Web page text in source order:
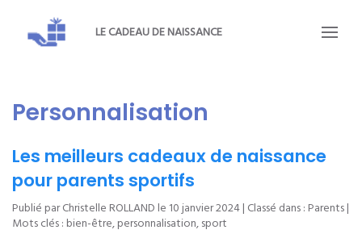
LE CADEAU DE NAISSANCE
Personnalisation
Les meilleurs cadeaux de naissance
pour parents sportifs
Publié par Christelle ROLLAND le 10 janvier 2024| Classé dans : Parents|
Mots clés : bien-être,personnalisation,sport